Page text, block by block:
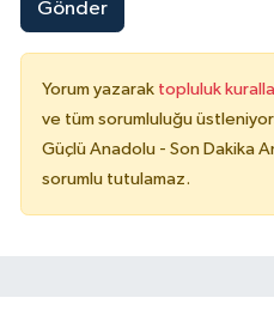
Gönder
Yorum yazarak topluluk
ve tüm sorumluluğu
Güçlü Anadolu - Son Dakika
sorumlu tutulamaz.